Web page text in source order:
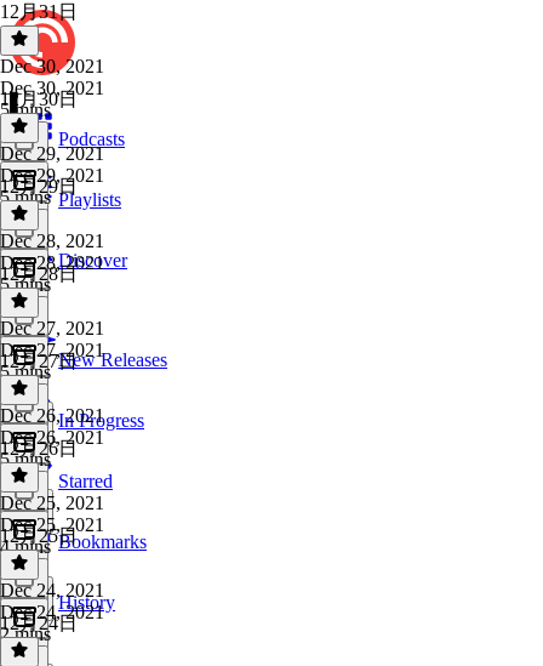
Podcasts
Playlists
Discover
New Releases
In Progress
Starred
Bookmarks
History
12月31日
Dec 30, 2021
Dec 30, 2021
5 mins
12月30日
Dec 29, 2021
Dec 29, 2021
5 mins
12月29日
Dec 28, 2021
Dec 28, 2021
5 mins
12月28日
Dec 27, 2021
Dec 27, 2021
5 mins
12月27日
Dec 26, 2021
Dec 26, 2021
5 mins
12月26日
Dec 25, 2021
Dec 25, 2021
4 mins
12月25日
Dec 24, 2021
Dec 24, 2021
2 mins
12月24日